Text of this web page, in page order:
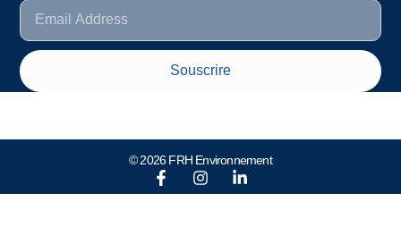
Souscrire
© 2026 FRH Environnement